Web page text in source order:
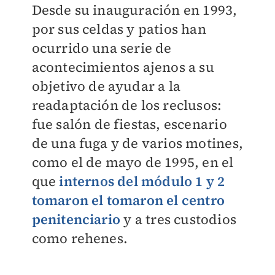
Desde su inauguración en 1993,
por sus celdas y patios han
ocurrido una serie de
acontecimientos ajenos a su
objetivo de ayudar a la
readaptación de los reclusos:
fue salón de fiestas, escenario
de una fuga y de varios motines,
como el de mayo de 1995, en el
queinternos del módulo 1 y 2
tomaron el tomaron el centro
penitenciario y a tres custodios
como rehenes.